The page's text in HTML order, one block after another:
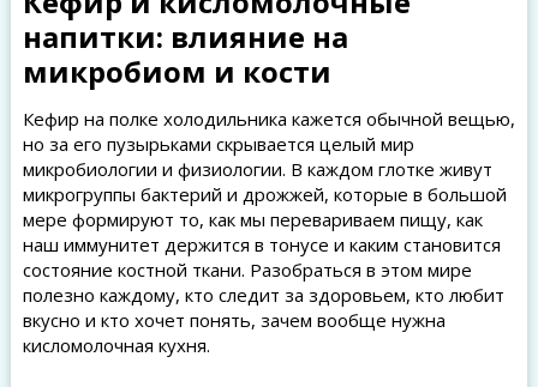
напитки: влияние на
микробиом и кости
Кефир на полке холодильника кажется обычной вещью,
но за его пузырьками скрывается целый мир
микробиологии и физиологии. В каждом глотке живут
микрогруппы бактерий и дрожжей, которые в большой
мере формируют то, как мы перевариваем пищу, как
наш иммунитет держится в тонусе и каким становится
состояние костной ткани. Разобраться в этом мире
полезно каждому, кто следит за здоровьем, кто любит
вкусно и кто хочет понять, зачем вообще нужна
кисломолочная кухня.